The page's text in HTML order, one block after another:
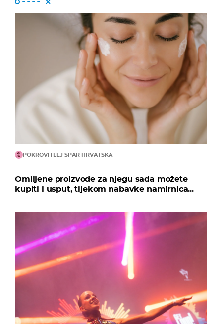
POKROVITELJ SPAR HRVATSKA
Omiljene proizvode za njegu sada možete
kupiti i usput, tijekom nabavke namirnica...